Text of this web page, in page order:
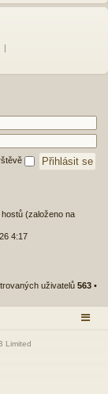
(založeno na
4:17
uživatelů 563 •
Limited